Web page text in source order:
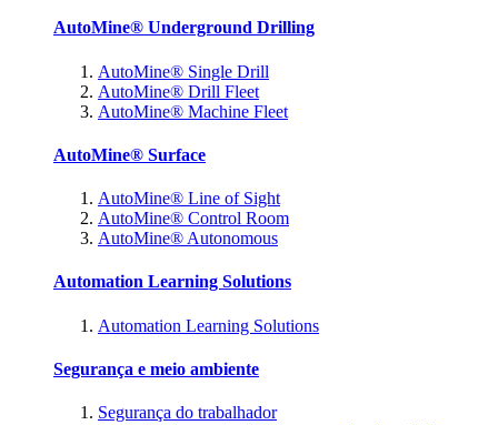
AutoMine® Underground Drilling
AutoMine® Single Drill
AutoMine® Drill Fleet
AutoMine® Machine Fleet
AutoMine® Surface
AutoMine® Line of Sight
AutoMine® Control Room
AutoMine® Autonomous
Automation Learning Solutions
Automation Learning Solutions
Segurança e meio ambiente
Segurança do trabalhador